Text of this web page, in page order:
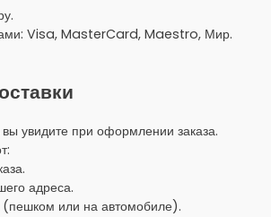
Visa, MasterCard, Maestro, Мир.
увидите при оформлении заказа.
адреса.
(пешком или на автомобиле).